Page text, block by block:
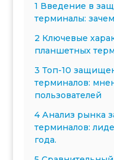
1 Введение в
терминалы:
2 Ключевые
планшетных
3 Топ-10
терминалов:
пользователей
4 Анализ рынка
терминалов:
года.